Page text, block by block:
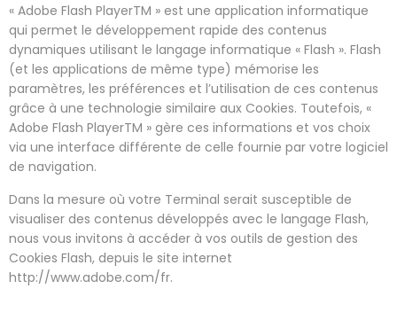
« Adobe Flash PlayerTM » est une application informatique
qui permet le développement rapide des contenus
dynamiques utilisant le langage informatique « Flash ». Flash
(et les applications de même type) mémorise les
paramètres, les préférences et l’utilisation de ces contenus
grâce à une technologie similaire aux Cookies. Toutefois, «
Adobe Flash PlayerTM » gère ces informations et vos choix
via une interface différente de celle fournie par votre logiciel
de navigation.
Dans la mesure où votre Terminal serait susceptible de
visualiser des contenus développés avec le langage Flash,
nous vous invitons à accéder à vos outils de gestion des
Cookies Flash, depuis le site internet
http://www.adobe.com/fr.